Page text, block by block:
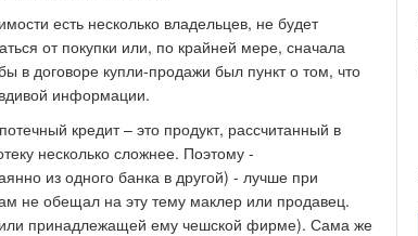
есть несколько владельцев, не будет
от покупки или, по крайней мере, сначала
в договоре купли-продажи был пункт о том, что
информации.
кредит – это продукт, рассчитанный в
несколько сложнее. Поэтому -
из одного банка в другой) - лучше при
не обещал на эту тему маклер или продавец.
(или принадлежащей ему чешской фирме). Сама же